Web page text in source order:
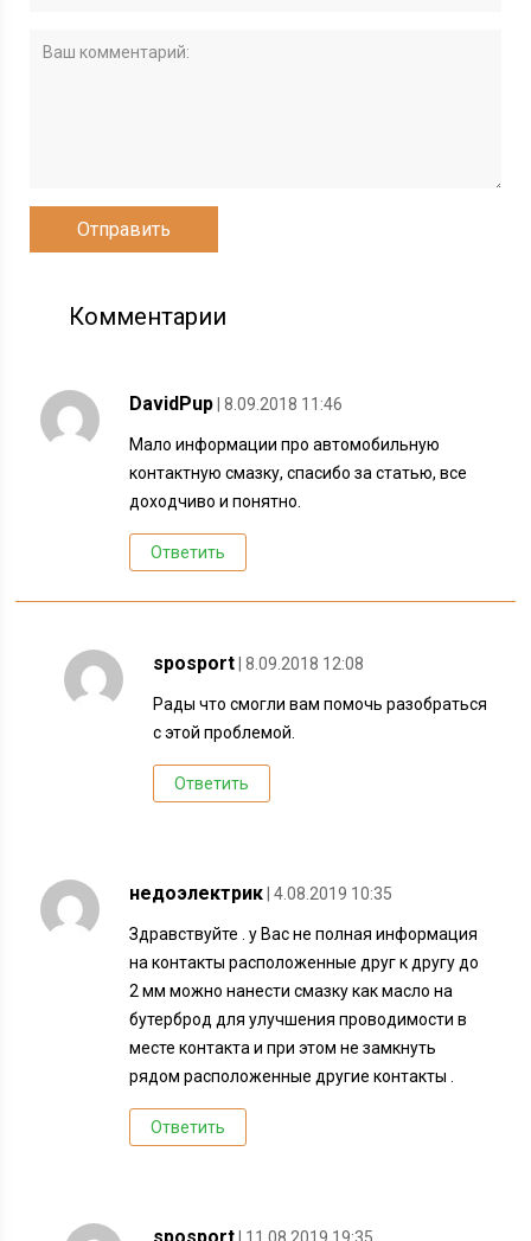
Комментарии
DavidPup | 8.09.2018 11:46
Мало информации про автомобильную
контактную смазку, спасибо за статью, все
доходчиво и понятно.
Ответить
sposport | 8.09.2018 12:08
Рады что смогли вам помочь разобраться
с этой проблемой.
Ответить
недоэлектрик | 4.08.2019 10:35
Здравствуйте . у Вас не полная информация
на контакты расположенные друг к другу до
2 мм можно нанести смазку как масло на
бутерброд для улучшения проводимости в
месте контакта и при этом не замкнуть
рядом расположенные другие контакты .
Ответить
sposport | 11.08.2019 19:35